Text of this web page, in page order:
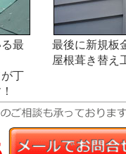
最
丁
最後に新規板
屋根葺き替え